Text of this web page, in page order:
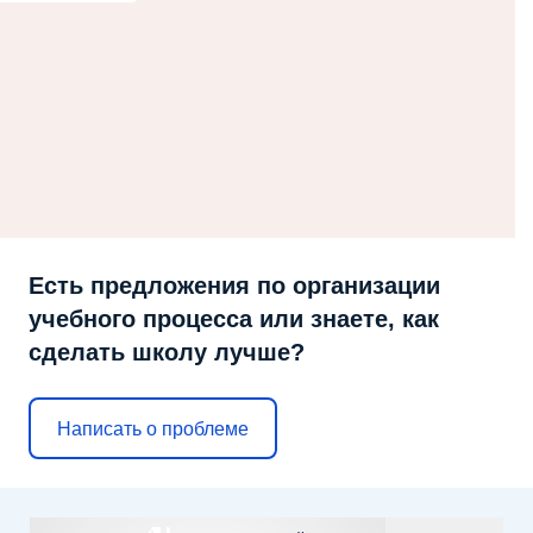
Есть предложения по организации
учебного процесса или знаете, как
сделать школу лучше?
Написать о проблеме